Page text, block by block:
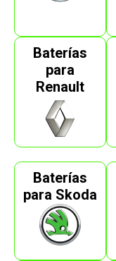
Baterías
para
Renault
Baterías
para Skoda